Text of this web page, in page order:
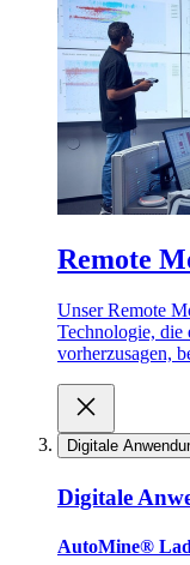
Remote
Unser Remote
Technologie, die
vorherzusagen,
Digitale
Digitale
AutoMine®